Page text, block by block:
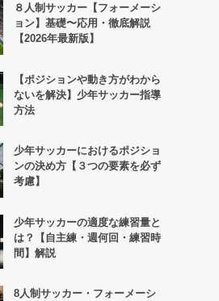
８人制サッカー【フォーメーシ
ョン】基礎〜応用・徹底解説
【2026年最新版】
【ポジションや動き方がわから
ないを解決】少年サッカー指導
方法
少年サッカーにおけるポジショ
ンの決め方【３つの要素を必ず
考慮】
少年サッカーの適度な練習量と
は？【自主練・週何回・練習時
間】解説
8人制サッカー・フォーメーシ